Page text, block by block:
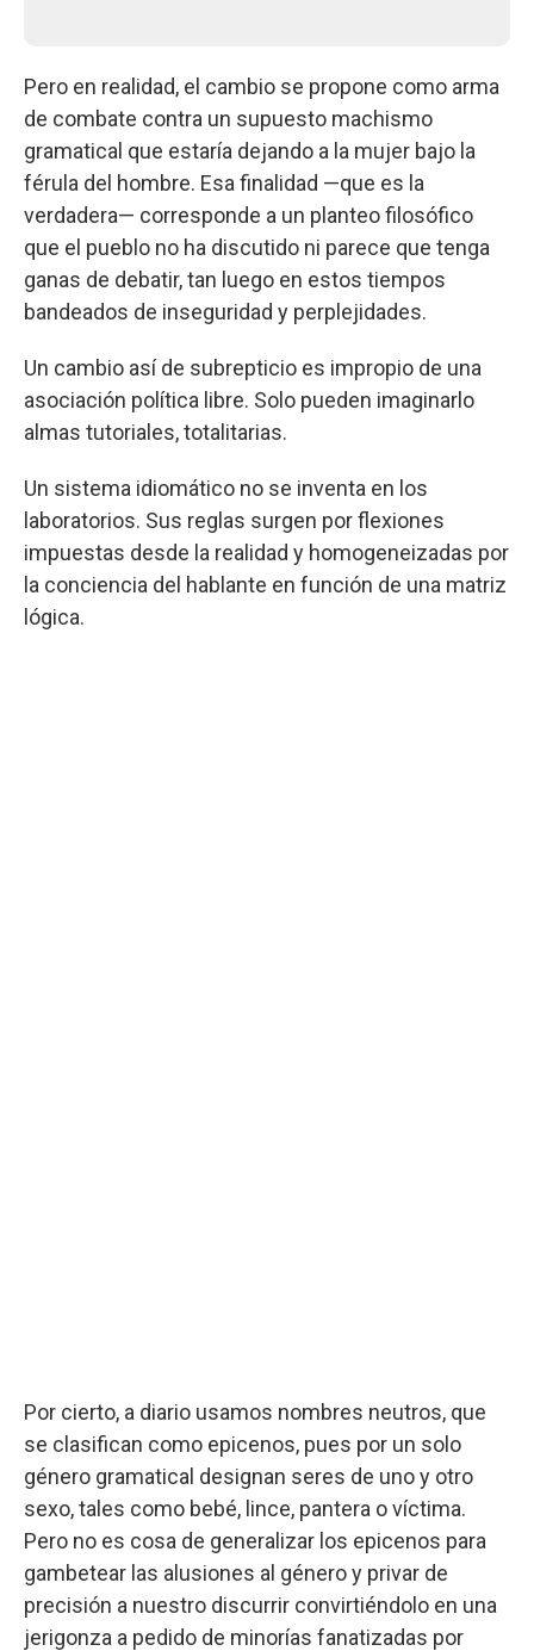
Pero en realidad, el cambio se propone como arma
de combate contra un supuesto machismo
gramatical que estaría dejando a la mujer bajo la
férula del hombre. Esa finalidad —que es la
verdadera— corresponde a un planteo filosófico
que el pueblo no ha discutido ni parece que tenga
ganas de debatir, tan luego en estos tiempos
bandeados de inseguridad y perplejidades.
Un cambio así de subrepticio es impropio de una
asociación política libre. Solo pueden imaginarlo
almas tutoriales, totalitarias.
Un sistema idiomático no se inventa en los
laboratorios. Sus reglas surgen por flexiones
impuestas desde la realidad y homogeneizadas por
la conciencia del hablante en función de una matriz
lógica.
Por cierto, a diario usamos nombres neutros, que
se clasifican como epicenos, pues por un solo
género gramatical designan seres de uno y otro
sexo, tales como bebé, lince, pantera o víctima.
Pero no es cosa de generalizar los epicenos para
gambetear las alusiones al género y privar de
precisión a nuestro discurrir convirtiéndolo en una
jerigonza a pedido de minorías fanatizadas por